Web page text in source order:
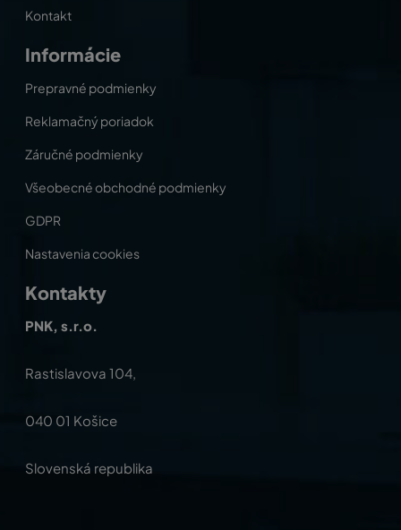
Kontakt
Informácie
Prepravné podmienky
Reklamačný poriadok
Záručné podmienky
Všeobecné obchodné podmienky
GDPR
Nastavenia cookies
Kontakty
PNK, s.r.o.
Rastislavova 104,
040 01 Košice
Slovenská republika